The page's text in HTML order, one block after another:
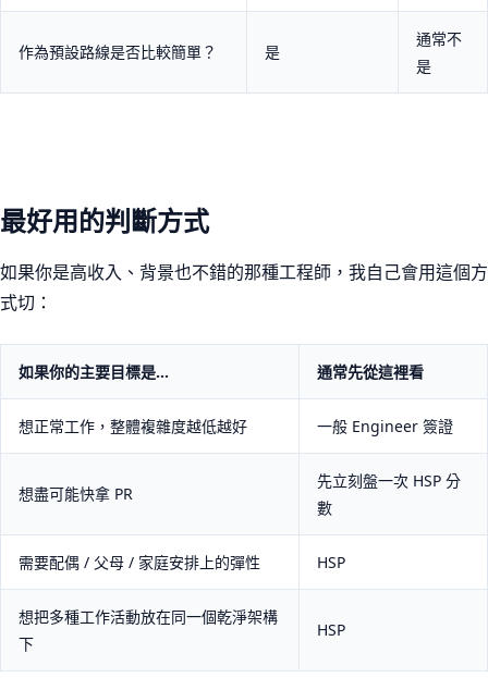
作為預設路線是否比較簡單？ 是
通常不
是
最好用的判斷方式
如果你是高收入、背景也不錯的那種工程師，我自己會用這個方
式切：
如果你的主要目標是… 通常先從這裡看
想正常工作，整體複雜度越低越好 一般 Engineer 簽證
想盡可能快拿 PR
先立刻盤一次 HSP 分
數
需要配偶 / 父母 / 家庭安排上的彈性 HSP
想把多種工作活動放在同一個乾淨架構
下
HSP